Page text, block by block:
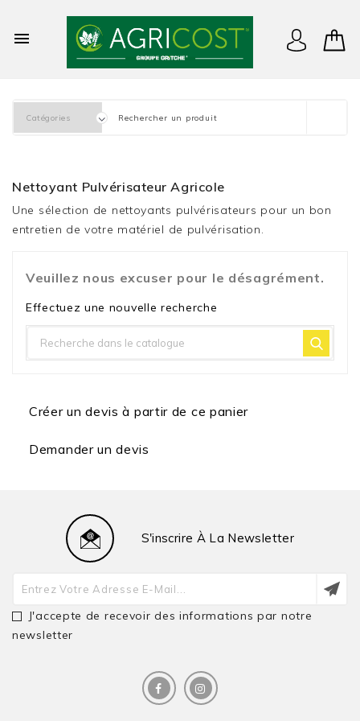

Nettoyant Pulvérisateur Agricole
Une sélection de nettoyants pulvérisateurs pour un bon
entretien de votre matériel de pulvérisation.
Veuillez nous excuser pour le désagrément.
Effectuez une nouvelle recherche
Créer un devis à partir de ce panier
Demander un devis
S'inscrire À La Newsletter
J'accepte de recevoir des informations par notre
newsletter